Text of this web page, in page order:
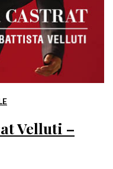
Velluti –